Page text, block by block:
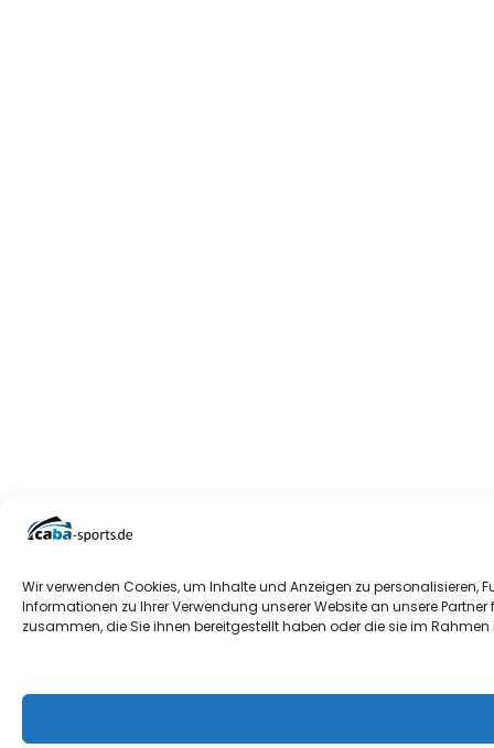
Wir verwenden Cookies, um Inhalte und Anzeigen zu
Informationen zu Ihrer Verwendung unserer Website an unsere
zusammen, die Sie ihnen bereitgestellt haben oder die sie im